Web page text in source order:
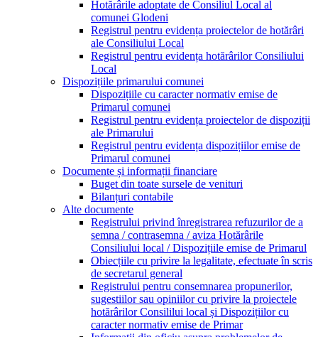
Hotărârile adoptate de Consiliul Local al
comunei Glodeni
Registrul pentru evidența proiectelor de hotărâri
ale Consiliului Local
Registrul pentru evidența hotărârilor Consiliului
Local
Dispozițiile primarului comunei
Dispozițiile cu caracter normativ emise de
Primarul comunei
Registrul pentru evidența proiectelor de dispoziții
ale Primarului
Registrul pentru evidența dispozițiilor emise de
Primarul comunei
Documente și informații financiare
Buget din toate sursele de venituri
Bilanțuri contabile
Alte documente
Registrului privind înregistrarea refuzurilor de a
semna / contrasemna / aviza Hotărârile
Consiliului local / Dispozițiile emise de Primarul
Obiecțiile cu privire la legalitate, efectuate în scris
de secretarul general
Registrului pentru consemnarea propunerilor,
sugestiilor sau opiniilor cu privire la proiectele
hotărârilor Consililui local și Dispozițiilor cu
caracter normativ emise de Primar